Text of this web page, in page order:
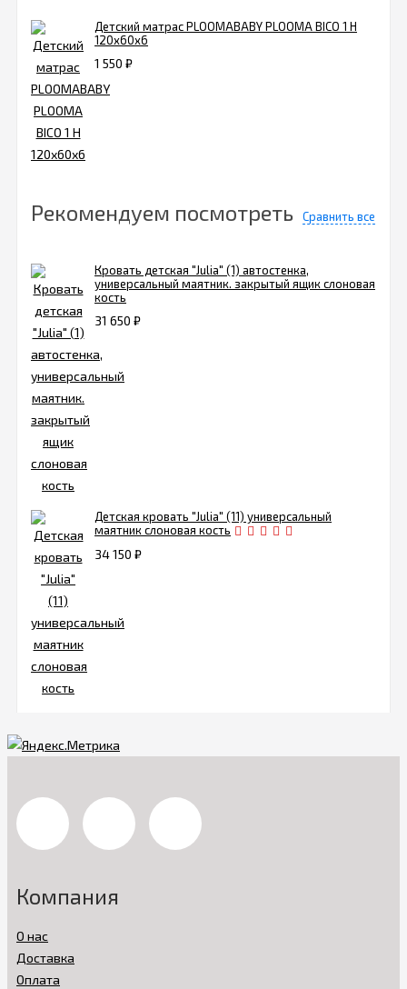
Детский матрас PLOOMABABY PLOOMA BICO 1 H
120х60х6
1 550 ₽
Рекомендуем посмотреть Сравнить все
Кровать детская "Julia" (1) автостенка,
универсальный маятник. закрытый ящик слоновая
кость
31 650 ₽
Детская кровать "Julia" (11) универсальный
маятник слоновая кость
34 150 ₽
Компания
О нас
Доставка
Оплата